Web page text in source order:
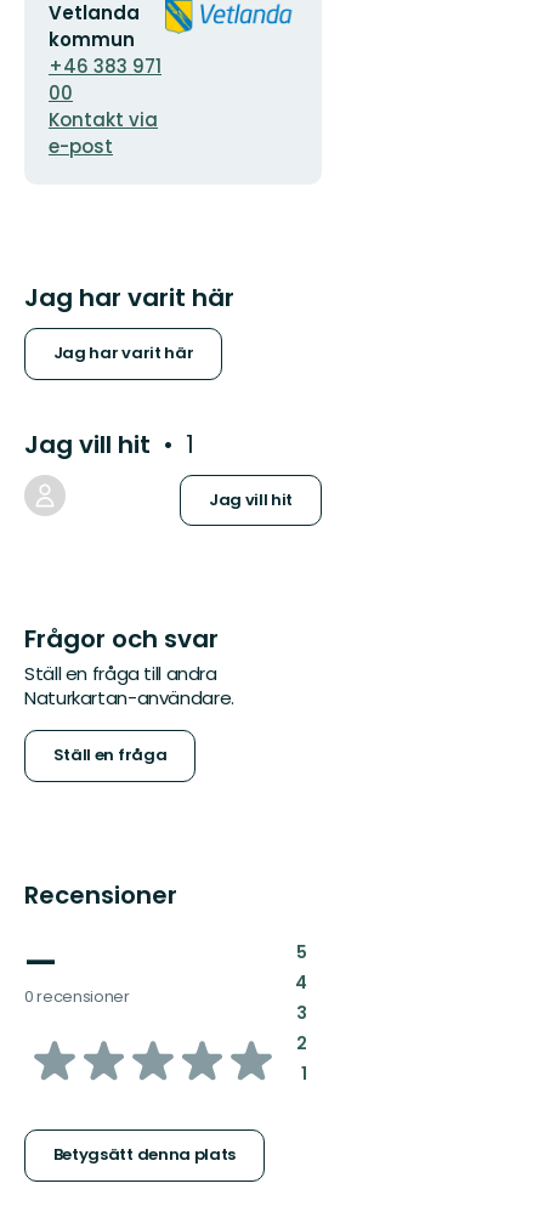
E-
postadress
Vetlanda
kommun
+46 383 971
00
Kontakt via
e-post
Organisationens
logotyp
Jag har varit här
Jag har varit här
Jag vill hit 1
Jag vill hit
Frågor och svar
Ställ en fråga till andra
Naturkartan-användare.
Ställ en fråga
Recensioner
—
0 recensioner
av
stjärnor
Betygsätt denna plats
5:
4:
3:
2:
1: